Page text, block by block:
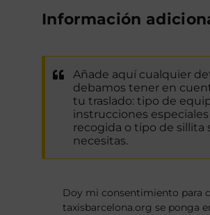
Información
Doy mi consentimiento para
taxisbarcelona.org se ponga